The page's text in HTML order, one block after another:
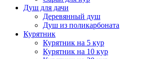
Душ для дачи
Деревянный душ
Душ из поликарбоната
Курятник
Курятник на 5 кур
Курятник на 10 кур